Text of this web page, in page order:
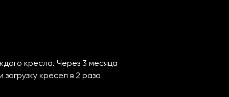
кресла. Через 3 месяца
кресел в 2 раза